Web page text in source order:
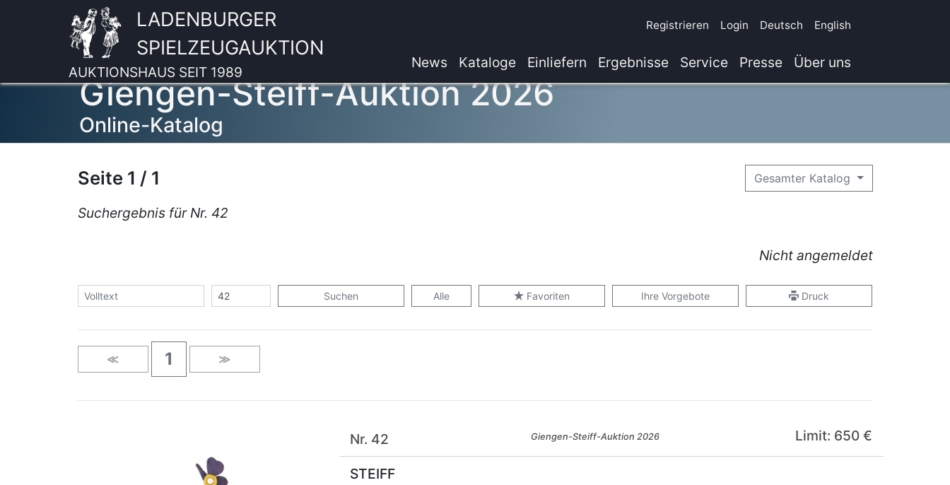
LADENBURGER
SPIELZEUGAUKTION
AUKTIONSHAUS SEIT 1989
Registrieren Login Deutsch English
News Kataloge Einliefern Ergebnisse Service Presse Über uns
Giengen-Steiff-Auktion 2026
Online-Katalog
Seite 1 / 1 Gesamter Katalog
Suchergebnis für Nr. 42
Nicht angemeldet
Suchen Alle Favoriten Ihre Vorgebote Druck
≪ 1 ≫
Nr. 42 Giengen-Steiff-Auktion 2026 Limit: 650 €
STEIFF